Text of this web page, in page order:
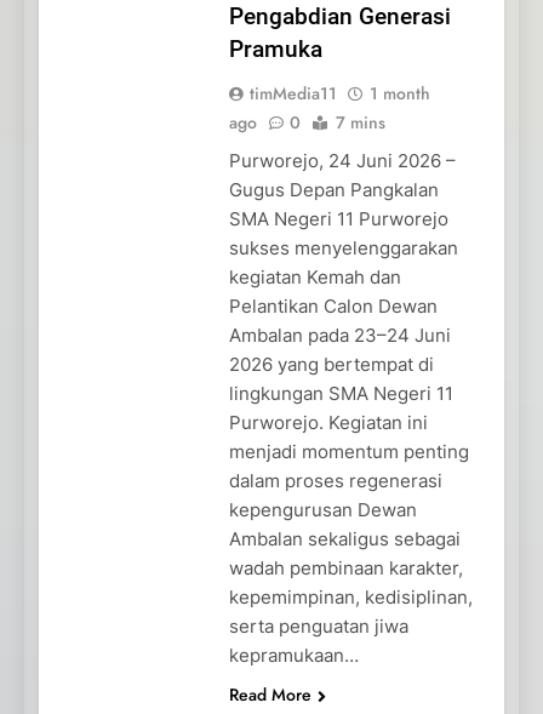
Pengabdian Generasi
Pramuka
timMedia11
1 month
ago
0 7 mins
Purworejo, 24 Juni 2026 –
Gugus Depan Pangkalan
SMA Negeri 11 Purworejo
sukses menyelenggarakan
kegiatan Kemah dan
Pelantikan Calon Dewan
Ambalan pada 23–24 Juni
2026 yang bertempat di
lingkungan SMA Negeri 11
Purworejo. Kegiatan ini
menjadi momentum penting
dalam proses regenerasi
kepengurusan Dewan
Ambalan sekaligus sebagai
wadah pembinaan karakter,
kepemimpinan, kedisiplinan,
serta penguatan jiwa
kepramukaan…
Read More